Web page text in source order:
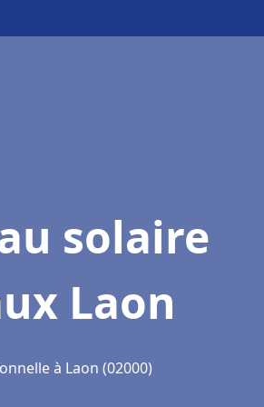
solaire
Laon
à Laon (02000)